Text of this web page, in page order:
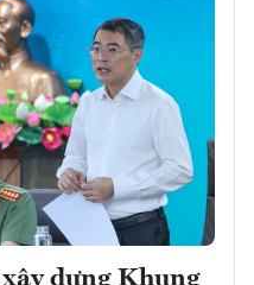
dựng Khung